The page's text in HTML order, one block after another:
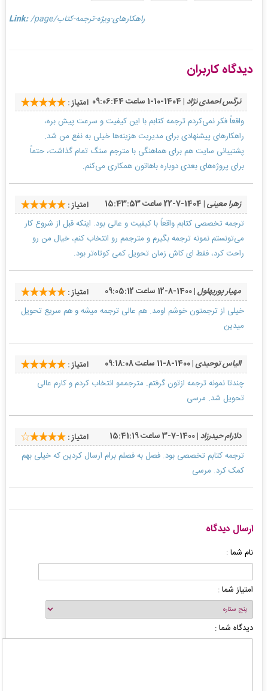
Link: /page/راهکارهای-ویژه-ترجمه-کتاب
دیدگاه کاربران
نرگس احمدی نژاد| 1404-10-1 ساعت 09:06:44
امتیاز :
واقعاً فکر نمی‌کردم ترجمه کتابم با این کیفیت و سرعت پیش بره،
راهکارهای پیشنهادی برای مدیریت هزینه‌ها خیلی به نفع من شد.
پشتیبانی سایت هم برای هماهنگی با مترجم سنگ تمام گذاشت، حتماً
برای پروژه‌های بعدی دوباره باهاتون همکاری می‌کنم.
زهرا معینی| 1404-7-22 ساعت 15:43:53
امتیاز :
ترجمه تخصصی کتابم واقعاً با کیفیت و عالی بود. اینکه قبل از شروع کار
می‌تونستم نمونه ترجمه بگیرم و مترجمم رو انتخاب کنم، خیال من رو
راحت کرد، فقط ای کاش زمان تحویل کمی کوتاه‌تر بود.
مهیار پوربهلول| 1400-8-12 ساعت 09:05:12
امتیاز :
خیلی از ترجمتون خوشم اومد. هم عالی ترجمه میشه و هم سریع تحویل
میدین
الیاس توحیدی| 1400-8-11 ساعت 09:18:08
امتیاز :
چندتا نمونه ترجمه ازتون گرفتم. مترجممو انتخاب کردم و کارم عالی
تحویل شد. مرسی
دلارام حیدرزاد| 1400-7-3 ساعت 15:41:19
امتیاز :
ترجمه کتابم تخصصی بود. فصل به فصلم برام ارسال کردین که خیلی بهم
کمک کرد. مرسی
ارسال دیدگاه
نام شما :
امتیاز شما :
دیدگاه شما :